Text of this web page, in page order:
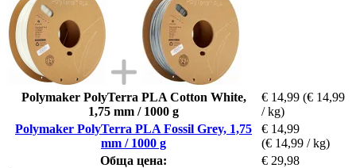
Polymaker PolyTerra PLA Cotton White,
1,75 mm / 1000 g
€ 14,99 (€ 14,99
/ kg)
Polymaker PolyTerra PLA Fossil Grey, 1,75
mm / 1000 g
€ 14,99
(€ 14,99 / kg)
Обща цена:
€ 29,98